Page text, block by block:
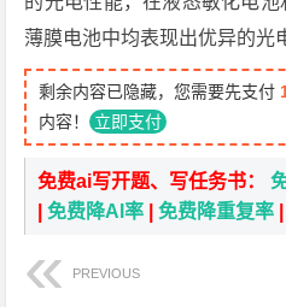
薄膜电池中均表现出优异的光
剩余内容已隐藏，您需要先支付
内容！ 立即支付
免费ai写开题、写任务书：
|免费降AI率 |免费降重复率
PREVIOUS